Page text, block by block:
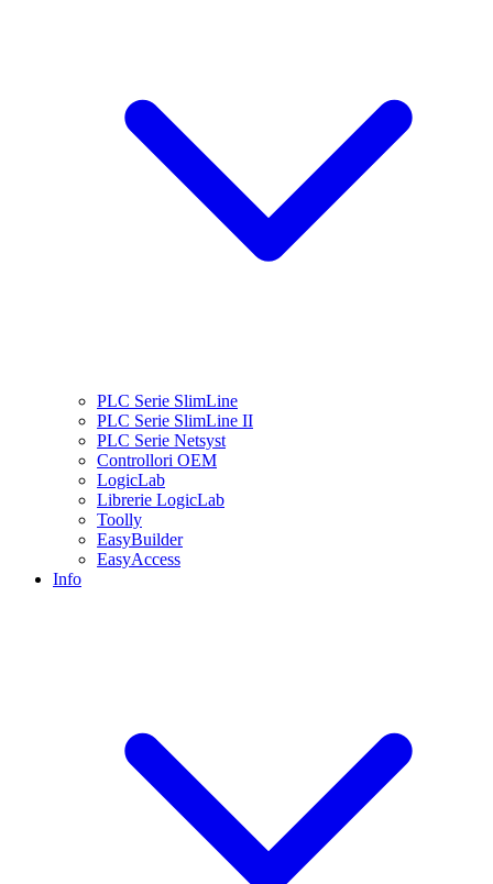
PLC Serie SlimLine
PLC Serie SlimLine II
PLC Serie Netsyst
Controllori OEM
LogicLab
Librerie LogicLab
Toolly
EasyBuilder
EasyAccess
Info